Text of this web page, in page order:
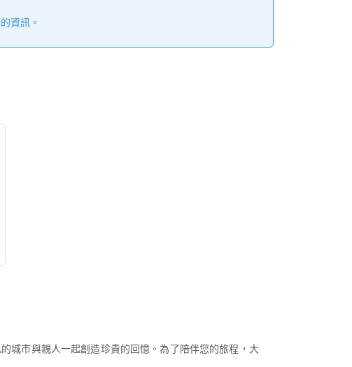
資訊。
城市與親人一起創造珍貴的回憶。為了陪伴您的旅程，大